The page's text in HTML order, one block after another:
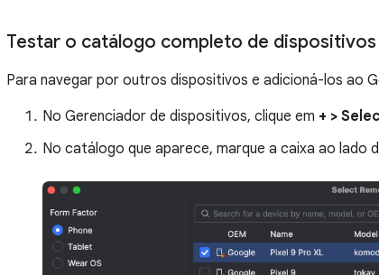
Testar o catálogo completo de dispositivos
Para navegar por outros dispositivos e adicioná-los ao
No Gerenciador de dispositivos, clique em + >
No catálogo que aparece, marque a caixa ao lado